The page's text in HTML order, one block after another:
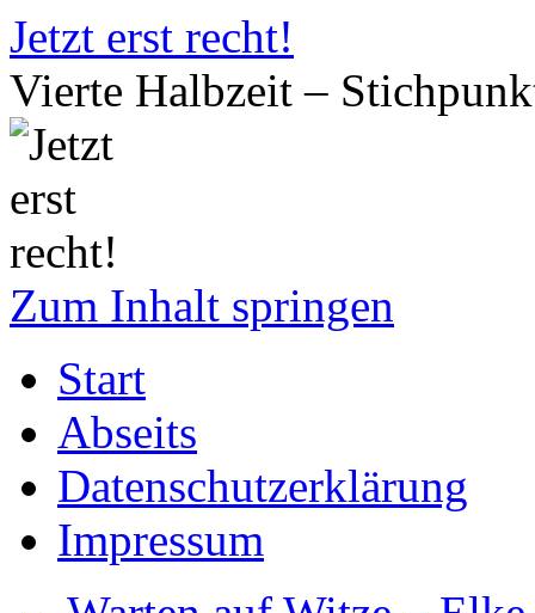
Jetzt erst recht!
Vierte Halbzeit –
Zum Inhalt springen
Start
Abseits
Datenschutzerklärung
Impressum